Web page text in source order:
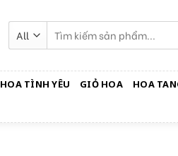
kiếm:
HOA TÌNH YÊU GIỎ HOA HOA